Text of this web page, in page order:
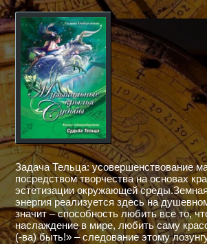
Задача Тельца: усовершенствование
посредством творчества на основах
эстетизации окружающей среды.Земная
энергия реализуется здесь на
значит – способность любить все то,
наслаждение в мире, любить саму
(-ва) быть!» – следование этому